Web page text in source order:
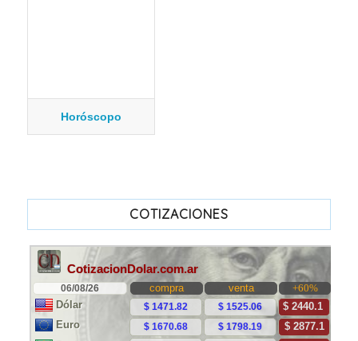
Horóscopo
COTIZACIONES